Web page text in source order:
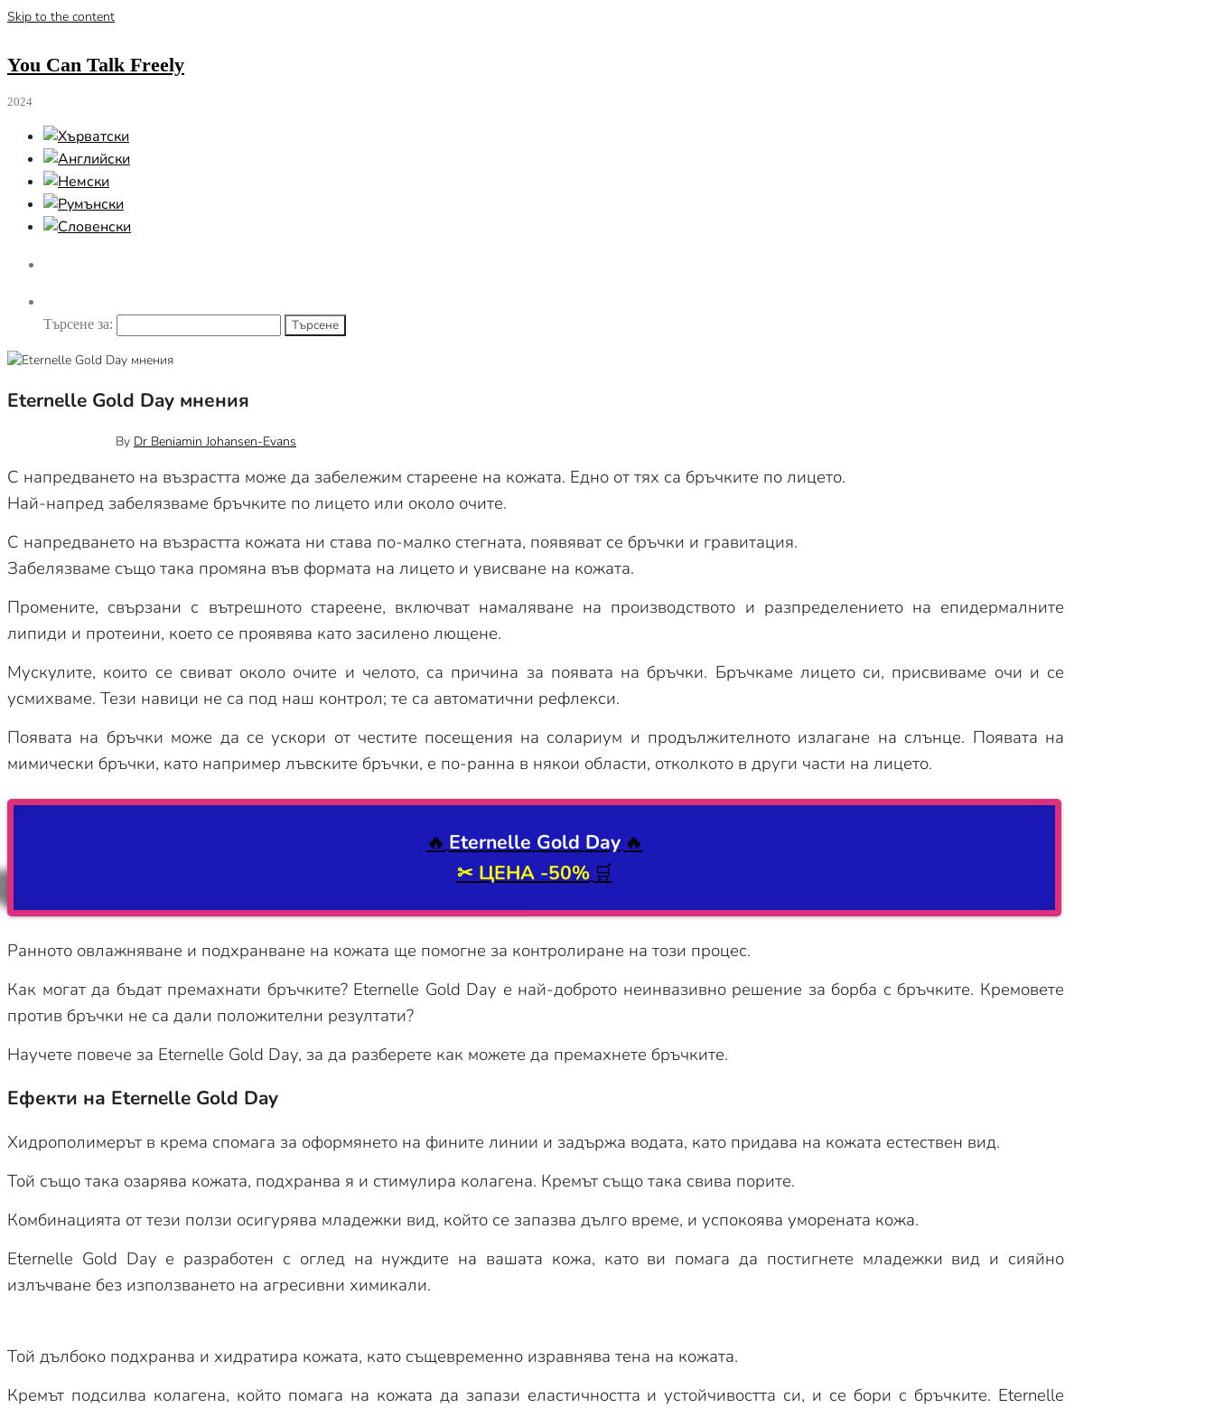
Skip to the content
You Can Talk Freely
2024
Търсене за:
Eternelle Gold Day мнения
By Dr Beniamin Johansen-Evans
С напредването на възрастта може да забележим стареене на кожата. Едно от тях са бръчките по лицето.
Най-напред забелязваме бръчките по лицето или около очите.
С напредването на възрастта кожата ни става по-малко стегната, появяват се бръчки и гравитация.
Забелязваме също така промяна във формата на лицето и увисване на кожата.
Промените, свързани с вътрешното стареене, включват намаляване на производството и разпределението на епидермалните
липиди и протеини, което се проявява като засилено лющене.
Мускулите, които се свиват около очите и челото, са причина за появата на бръчки. Бръчкаме лицето си, присвиваме очи и се
усмихваме. Тези навици не са под наш контрол; те са автоматични рефлекси.
Появата на бръчки може да се ускори от честите посещения на солариум и продължителното излагане на слънце. Появата на
мимически бръчки, като например лъвските бръчки, е по-ранна в някои области, отколкото в други части на лицето.
🔥 Eternelle Gold Day 🔥
✂ ЦЕНА -50% 🛒
Ранното овлажняване и подхранване на кожата ще помогне за контролиране на този процес.
Как могат да бъдат премахнати бръчките? Eternelle Gold Day е най-доброто неинвазивно решение за борба с бръчките. Кремовете
против бръчки не са дали положителни резултати?
Научете повече за Eternelle Gold Day, за да разберете как можете да премахнете бръчките.
Ефекти на Eternelle Gold Day
Хидрополимерът в крема спомага за оформянето на фините линии и задържа водата, като придава на кожата естествен вид.
Той също така озарява кожата, подхранва я и стимулира колагена. Кремът също така свива порите.
Комбинацията от тези ползи осигурява младежки вид, който се запазва дълго време, и успокоява уморената кожа.
Eternelle Gold Day е разработен с оглед на нуждите на вашата кожа, като ви помага да постигнете младежки вид и сияйно
излъчване без използването на агресивни химикали.
Той дълбоко подхранва и хидратира кожата, като същевременно изравнява тена на кожата.
Кремът подсилва колагена, който помага на кожата да запази еластичността и устойчивостта си, и се бори с бръчките. Eternelle